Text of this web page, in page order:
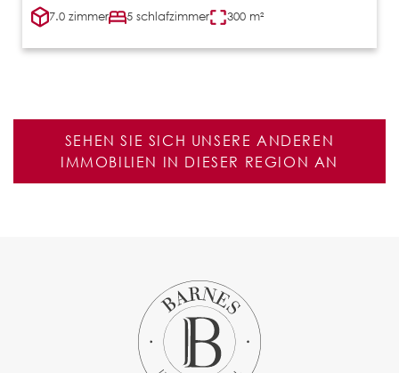
7.0 zimmer 5 schlafzimmer 300 m²
SEHEN SIE SICH UNSERE ANDEREN
IMMOBILIEN IN DIESER REGION AN